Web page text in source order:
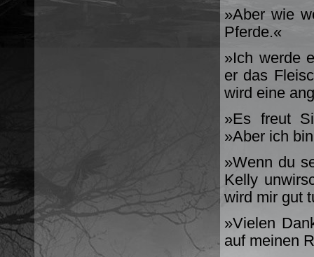
»Aber wie
Pferde.«
»Ich werde
er das
wird eine
»Es freut
»Aber ich
»Wenn du
Kelly
wird mir gut
»Vielen
auf meinen